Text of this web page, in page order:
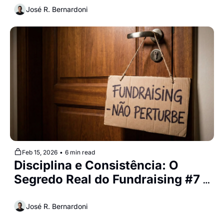
José R. Bernardoni
Feb 15, 2026 • 6 min read
Disciplina e Consistência: O
Segredo Real do Fundraising #7 |
José R. Bernardoni